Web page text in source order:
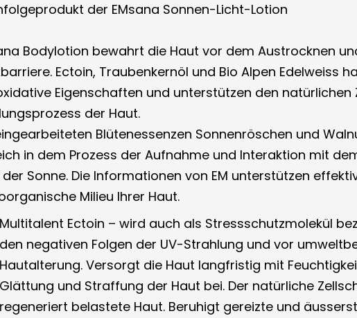
der EMsana Sonnen-Licht-Lotion
Bodylotion bewahrt die Haut vor dem Austrocknen
Ectoin, Traubenkernöl und Bio Alpen Edelweiss
Eigenschaften und unterstützen den natürlichen
der Haut.
Blütenessenzen Sonnenröschen und
in dem Prozess der Aufnahme und Interaktion mit
der Sonne. Die Informationen von EM unterstützen
Milieu Ihrer Haut.
Multitalent Ectoin – wird auch als Stressschutzmolekül
den negativen Folgen der UV-Strahlung und vor
Hautalterung. Versorgt die Haut langfristig mit
Glättung und Straffung der Haut bei. Der natürliche
regeneriert belastete Haut. Beruhigt gereizte und